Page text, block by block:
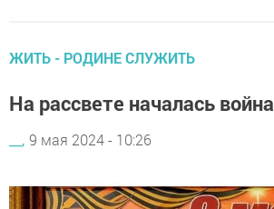
ЖИТЬ - РОДИНЕ СЛУЖИТЬ
На рассвете началась война
__, 9 мая 2024 - 10:26